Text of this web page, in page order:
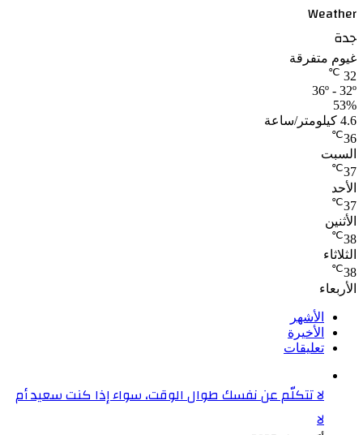
Weather
جدة
غيوم متفرقة
32
℃
36º - 32º
53%
4.6 كيلومتر/ساعة
36
℃
السبت
37
℃
الأحد
37
℃
الأثنين
38
℃
الثلاثاء
38
℃
الأربعاء
الأشهر
الأخيرة
تعليقات
لا تتكلّم عن نفسك طوال الوقت، سواء إذا كنت سعيد أم
لا